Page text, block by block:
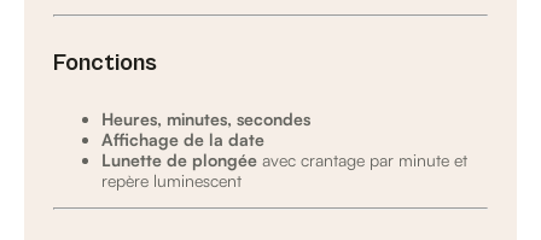
Fonctions
Heures, minutes, secondes
Affichage de la date
Lunette de plongée avec crantage par minute et
repère luminescent